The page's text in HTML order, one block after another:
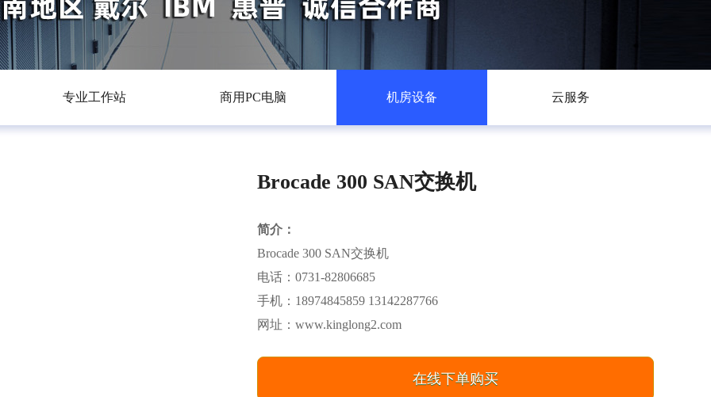
专业工作站 商用PC电脑 机房设备 云服务
Brocade 300 SAN交换机
简介：
Brocade 300 SAN交换机
电话：0731-82806685
手机：18974845859 13142287766
网址：www.kinglong2.com
在线下单购买